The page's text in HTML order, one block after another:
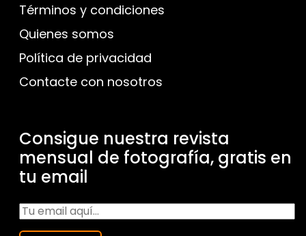
Términos y condiciones
Quienes somos
Política de privacidad
Contacte con nosotros
Consigue nuestra revista
mensual de fotografía, gratis en
tu email